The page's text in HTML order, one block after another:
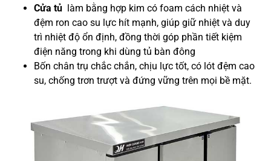
Cửa tủ làm bằng hợp kim có foam cách nhiệt và
đệm ron cao su lực hít mạnh, giúp giữ nhiệt và duy
trì nhiệt độ ổn định, đồng thời góp phần tiết kiệm
điện năng trong khi dùng tủ bàn đông
Bốn chân trụ chắc chắn, chịu lực tốt, có lót đệm cao
su, chống trơn trượt và đứng vững trên mọi bề mặt.